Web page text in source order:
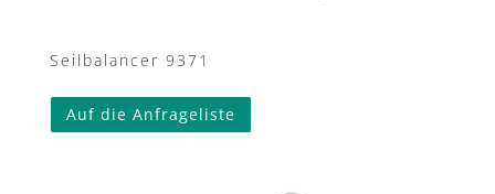
Seilbalancer 9371
Auf die Anfrageliste